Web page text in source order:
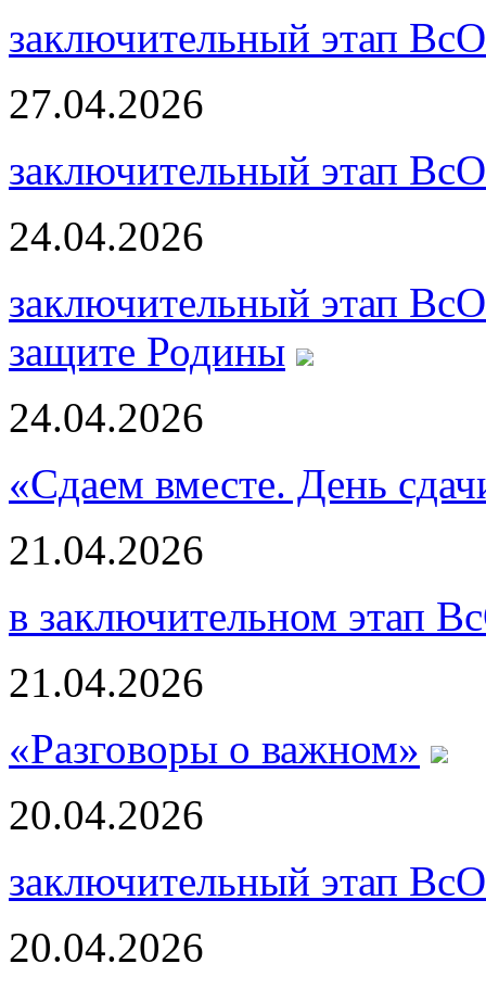
заключительный этап
27.04.2026
заключительный этап
24.04.2026
заключительный этап
защите Родины
24.04.2026
«Сдаем вместе. День
21.04.2026
в заключительном этап
21.04.2026
«Разговоры о важном»
20.04.2026
заключительный этап
20.04.2026